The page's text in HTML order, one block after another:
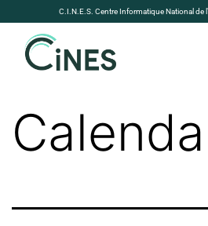
C.I.N.E.S. Centre Informatique National de